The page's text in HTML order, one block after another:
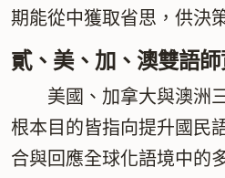
期能從中獲取省思，供決
貳、美、加、澳雙語
美國、加拿大與澳洲三
根本目的皆指向提升國民
合與回應全球化語境中的